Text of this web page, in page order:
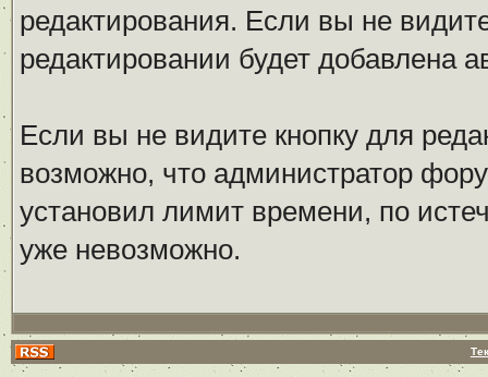
редактирования. Если вы не
редактировании будет добавлена
Если вы не видите кнопку для
возможно, что администратор
установил лимит времени, по
уже невозможно.